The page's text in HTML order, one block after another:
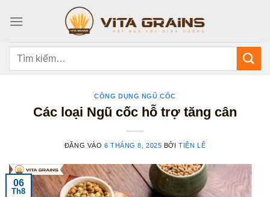
qua
Tìm
CÔNG DỤNG NGŨ CỐC
Các loại Ngũ cốc hỗ trợ tăng cân
ĐĂNG VÀO 6 THÁNG 8, 2025 BỞITIỆN LÊ
06
Th8